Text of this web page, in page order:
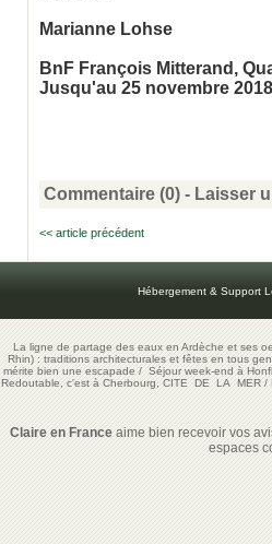
Marianne Lohse
BnF François Mitterand,
Jusqu'au 25 novembre 2018
Commentaire (0) - Laisser
<< article précédent
Hébergement & Support
La ligne de partage des eaux en Ardèche et ses
Rhin) : traditions architecturales et fêtes en tous
mérite bien une escapade/Séjour week-end à
Redoutable, c'est à Cherbourg, CITE DE LA MER/
Claire en Franceaime bien recevoir vos
espaces